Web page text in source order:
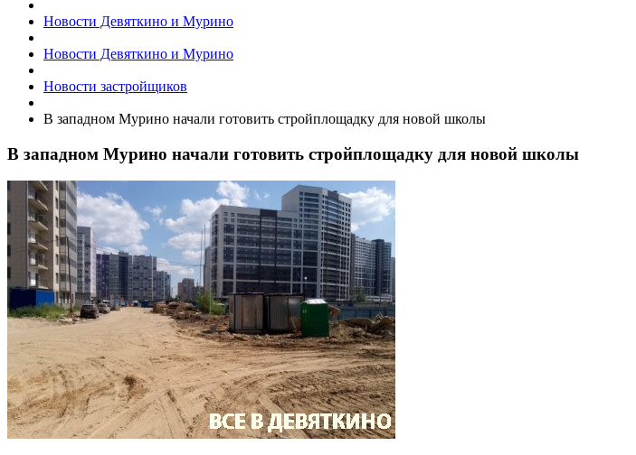
Новости Девяткино и Мурино
Новости Девяткино и Мурино
Новости застройщиков
​В западном Мурино начали готовить стройплощадку для новой школы
​В западном Мурино начали готовить стройплощадку для новой школы